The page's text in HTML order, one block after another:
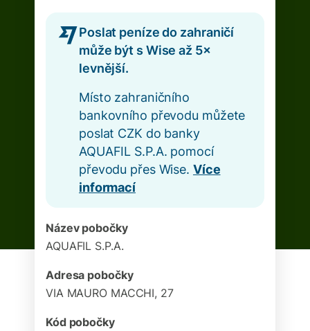
Poslat peníze do zahraničí
může být s Wise až 5×
levnější.
Místo zahraničního
bankovního převodu můžete
poslat CZK do banky
AQUAFIL S.P.A. pomocí
převodu přes Wise. Více
informací
Název pobočky
AQUAFIL S.P.A.
Adresa pobočky
VIA MAURO MACCHI, 27
Kód pobočky